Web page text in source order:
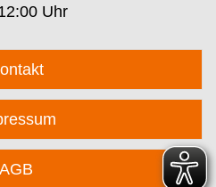
Uhr
AGB